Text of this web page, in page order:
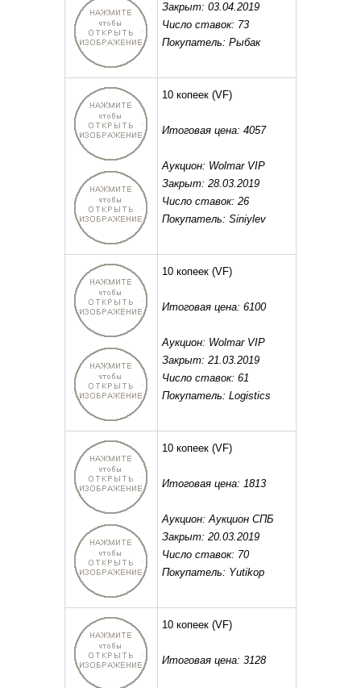
Закрыт: 03.04.2019
Число ставок: 73
Покупатель: Рыбак
10 копеек (VF)
Итоговая цена: 4057
Аукцион: Wolmar VIP
Закрыт: 28.03.2019
Число ставок: 26
Покупатель: Siniylev
10 копеек (VF)
Итоговая цена: 6100
Аукцион: Wolmar VIP
Закрыт: 21.03.2019
Число ставок: 61
Покупатель: Logistics
10 копеек (VF)
Итоговая цена: 1813
Аукцион: Аукцион СПБ
Закрыт: 20.03.2019
Число ставок: 70
Покупатель: Yutikop
10 копеек (VF)
Итоговая цена: 3128